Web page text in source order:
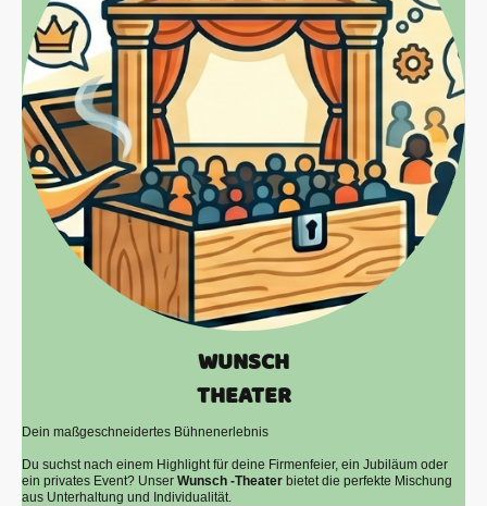
WUNSCH
THEATER
Dein maßgeschneidertes Bühnenerlebnis
Du suchst nach einem Highlight für deine Firmenfeier, ein Jubiläum oder
ein privates Event? Unser Wunsch -Theater bietet die perfekte Mischung
aus Unterhaltung und Individualität.